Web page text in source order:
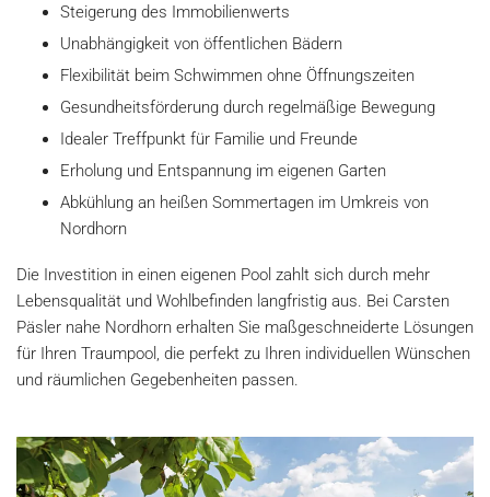
Steigerung des Immobilienwerts
Unabhängigkeit von öffentlichen Bädern
Flexibilität beim Schwimmen ohne Öffnungszeiten
Gesundheitsförderung durch regelmäßige Bewegung
Idealer Treffpunkt für Familie und Freunde
Erholung und Entspannung im eigenen Garten
Abkühlung an heißen Sommertagen im Umkreis von
Nordhorn
Die Investition in einen eigenen Pool zahlt sich durch mehr
Lebensqualität und Wohlbefinden langfristig aus. Bei Carsten
Päsler nahe Nordhorn erhalten Sie maßgeschneiderte Lösungen
für Ihren Traumpool, die perfekt zu Ihren individuellen Wünschen
und räumlichen Gegebenheiten passen.